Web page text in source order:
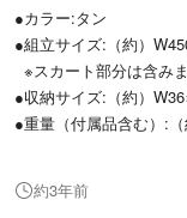
●カラー:タン
●組立サイズ:（約）
※スカート部分は含み
●収納サイズ:（約）
●重量（付属品含む）:
├テント屋根部分：ポリ
約3年前